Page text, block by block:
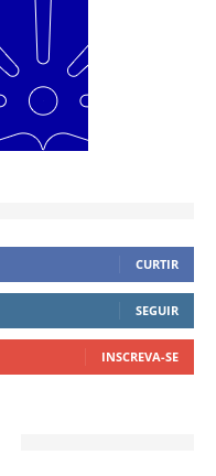
CURTIR
SEGUIR
INSCREVA-SE